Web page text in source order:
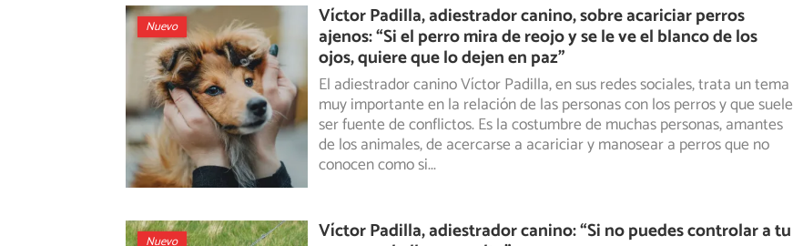
Víctor Padilla, adiestrador canino, sobre acariciar perros
ajenos: “Si el perro mira de reojo y se le ve el blanco de los
ojos, quiere que lo dejen en paz”
Nuevo
El adiestrador canino Víctor Padilla, en sus redes sociales, trata un tema
muy importante en la relación de las personas con los perros y quesuele
ser fuente de conflictos. Es la costumbre de muchas personas, amantes
de los animales, de acercarse a acariciar y manosear a perros que no
conocen como si...
Víctor Padilla, adiestrador canino: “Si no puedes controlar a tu